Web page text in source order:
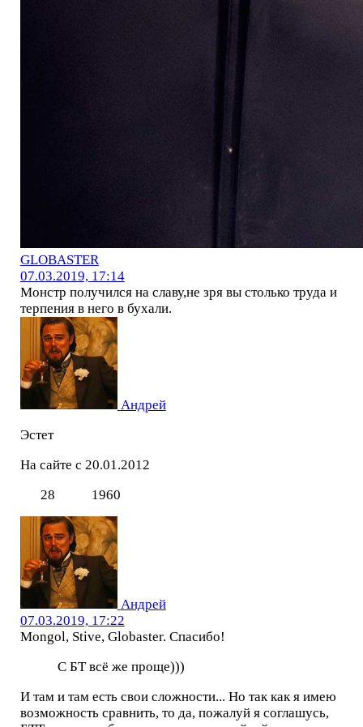
GLOBASTER
07.03.2019, 17:14
Монстр получился на славу,не зря вы столько труда и
терпения в него в бухали.
Андрей
Эстет
На сайте с 20.01.2012
28
1960
Андрей
07.03.2019, 17:22
Mongol, Stive, Globaster. Спасибо!
С БТ всё же проще)))
И там и там есть свои сложности... Но так как я имею
возможность сравнить, то да, пожалуй я соглашусь,